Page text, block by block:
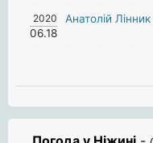
2020
06.18
Анатолій